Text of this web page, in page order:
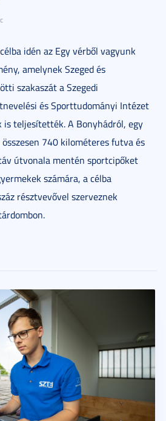
idén az Egy vérből vagyunk
amelynek Szeged és
szakaszát a Szegedi
és Sporttudományi Intézet
is teljesítették. A Bonyhádról, egy
740 kilométeres futva és
útvonala mentén sportcipőket
számára, a célba
résztvevővel szerveznek